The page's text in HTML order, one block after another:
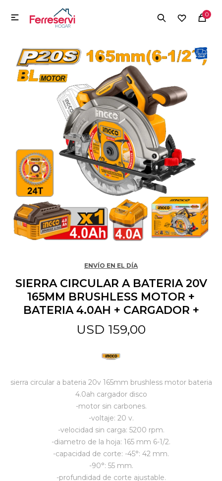
0

ENVÍO EN EL DÍA
SIERRA CIRCULAR A BATERIA 20V
165MM BRUSHLESS MOTOR +
BATERIA 4.0AH + CARGADOR +
USD 159,00
sierra circular a bateria 20v 165mm brushless motor bateria
4.0ah cargador disco
-motor sin carbones.
-voltaje: 20 v.
-velocidad sin carga: 5200 rpm.
-diametro de la hoja: 165 mm 6-1/2.
-capacidad de corte: -45°: 42 mm.
-90°: 55 mm.
-profundidad de corte ajustable.
MI CUENTA
Herramientas y Construcción
Electrodomésticos
Tecnología
Deportes
Camping
Mascotas
Juguetes y artículos para bebé
Vestimenta y calzado